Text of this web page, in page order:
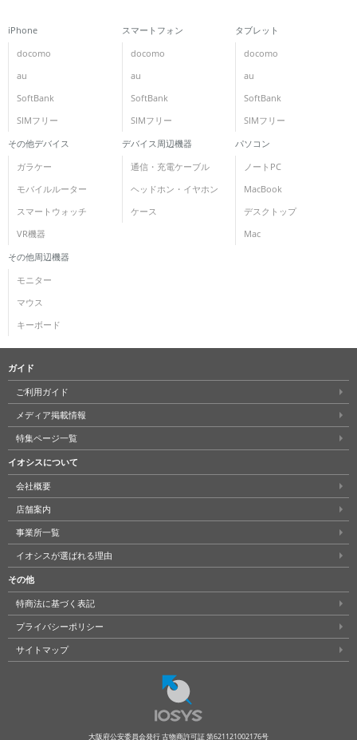
iPhone
docomo
au
SoftBank
SIMフリー
スマートフォン
docomo
au
SoftBank
SIMフリー
タブレット
docomo
au
SoftBank
SIMフリー
その他デバイス
ガラケー
モバイルルーター
スマートウォッチ
VR機器
デバイス周辺機器
通信・充電ケーブル
ヘッドホン・イヤホン
ケース
パソコン
ノートPC
MacBook
デスクトップ
Mac
その他周辺機器
モニター
マウス
キーボード
ガイド
ご利用ガイド
メディア掲載情報
特集ページ一覧
イオシスについて
会社概要
店舗案内
事業所一覧
イオシスが選ばれる理由
その他
特商法に基づく表記
プライバシーポリシー
サイトマップ
大阪府公安委員会発行 古物商許可証 第621121002176号